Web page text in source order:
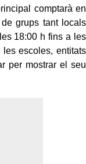
comptarà en
grups tant locals
18:00 h fins a les
escoles, entitats
per mostrar el seu